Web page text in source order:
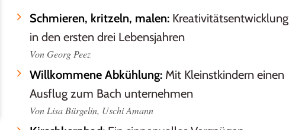
Schmieren, kritzeln, malen: Kreativitätsentwicklung
in den ersten drei Lebensjahren
Von Georg Peez
Willkommene Abkühlung: Mit Kleinstkindern einen
Ausflug zum Bach unternehmen
Von Lisa Bürgelin, Uschi Amann